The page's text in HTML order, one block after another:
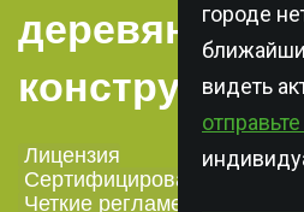
городе
видеть
деревянных
конструкций
Лицензия
Сертифицированная химия
Четкие регламенты